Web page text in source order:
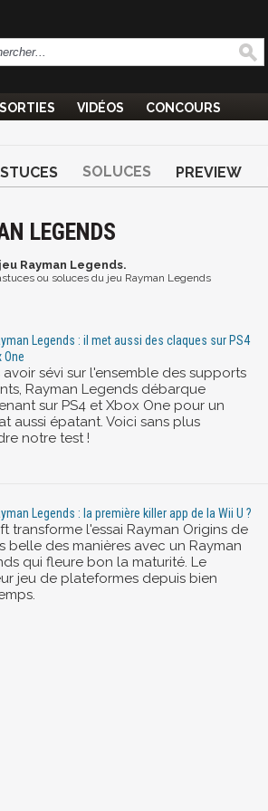
SORTIES VIDÉOS CONCOURS
SOLUCES PREVIEW
LEGENDS
Rayman Legends.
ou soluces du jeu Rayman Legends
Legends : il met aussi des claques sur PS4
One
avoir sévi sur l'ensemble des supports
Rayman Legends débarque
sur PS4 et Xbox One pour un
aussi épatant. Voici sans plus
notre test !
Legends : la première killer app de la Wii U ?
transforme l'essai Rayman Origins de
belle des manières avec un Rayman
qui fleure bon la maturité. Le
jeu de plateformes depuis bien